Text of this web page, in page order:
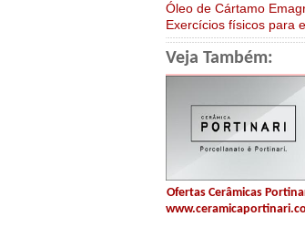
Óleo de Cártamo
Exercícios físicos para
Veja Também:
Ofertas Cerâmicas